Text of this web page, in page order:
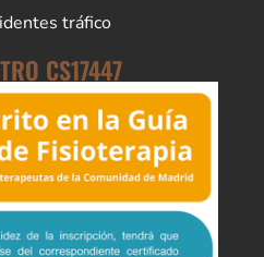
tráfico
CS17447